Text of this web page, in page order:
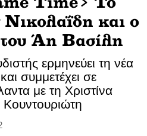
Νικολαΐδη και ο
Άη Βασίλη
ερμηνεύει τη νέα
συμμετέχει σε
με τη Χριστίνα